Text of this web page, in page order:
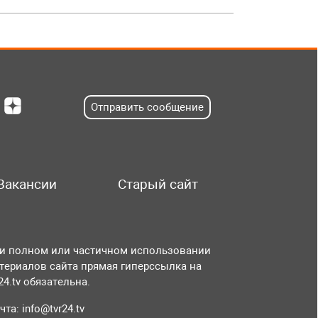
Отправить сообщение
Старый сайт
полном или частичном использовании
сайта прямая гиперссылка на
обязательна.
info@tvr24.tv